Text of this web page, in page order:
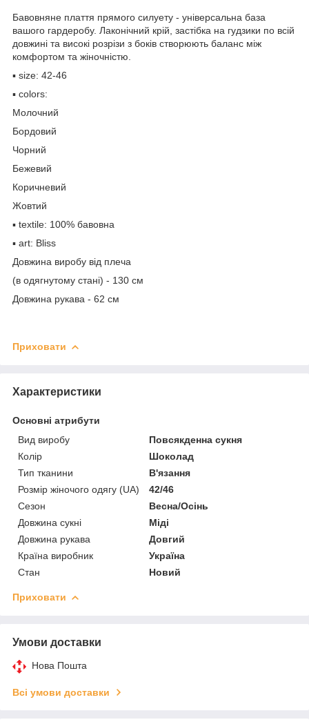
Бавовняне плаття прямого силуету - універсальна база
вашого гардеробу. Лаконічний крій, застібка на гудзики по всій
довжині та високі розрізи з боків створюють баланс між
комфортом та жіночністю.
▪️ size: 42-46
▪️ colors:
Молочний
Бордовий
Чорний
Бежевий
Коричневий
Жовтий
▪️ textile: 100% бавовна
▪️ art: Bliss
Довжина виробу від плеча
(в одягнутому стані) - 130 см
Довжина рукава - 62 см
Приховати
Характеристики
Основні атрибути
Вид виробу
Повсякденна сукня
Колір
Шоколад
Тип тканини
В'язання
Розмір жіночого одягу (UA)
42/46
Сезон
Весна/Осінь
Довжина сукні
Міді
Довжина рукава
Довгий
Країна виробник
Україна
Стан
Новий
Приховати
Умови доставки
Нова Пошта
Всі умови доставки